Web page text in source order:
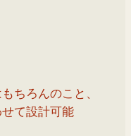
ちろんのこと、
て設計可能